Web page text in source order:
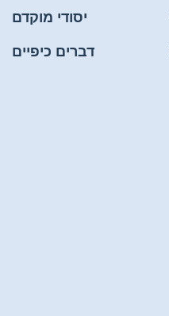
יסודי מוקדם
דברים כיפיים